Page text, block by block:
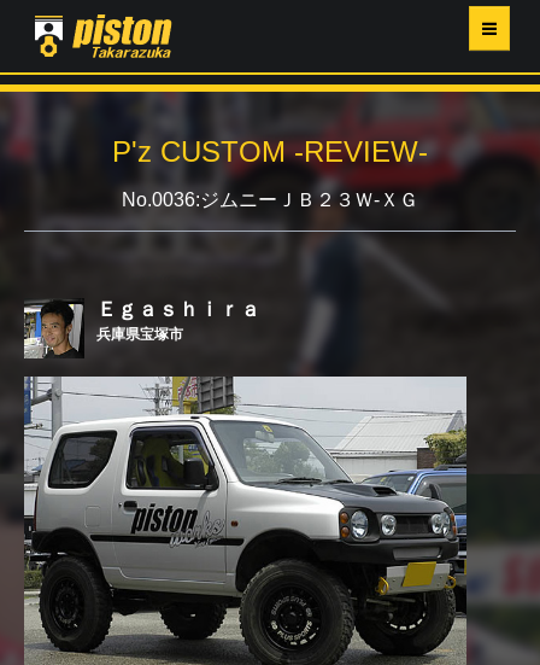
P'Z MAGAZINE
PISTON YAHOO店
店舗ご案内
P'z CUSTOM -REVIEW-
No.0036:ジムニーＪＢ２３Ｗ-ＸＧ
Ｅｇａｓｈｉｒａ
兵庫県宝塚市